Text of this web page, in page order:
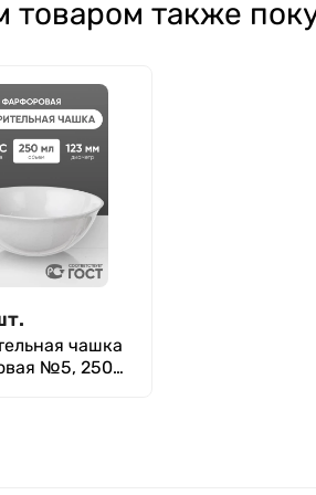
товаром также
чашка
№5, 250